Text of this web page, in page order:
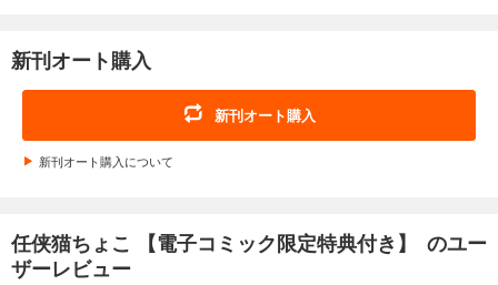
新刊オート購入
新刊オート購入
新刊オート購入について
任侠猫ちょこ 【電子コミック限定特典付き】 のユー
ザーレビュー